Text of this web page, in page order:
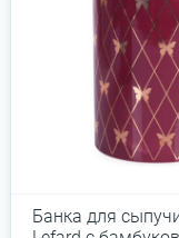
Банка для